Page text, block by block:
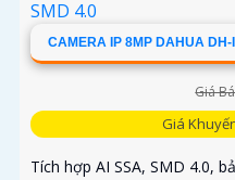
CAMERA IP 8MP DAHUA
Giá
Giá
Tích hợp AI SSA, SMD 4.0,